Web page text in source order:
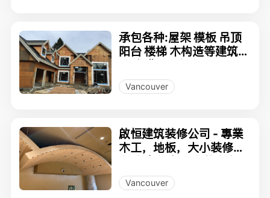
承包各种:屋架 模板 吊顶
阳台 楼梯 木构造等建筑相
Vancouver
啟恒建筑装修公司 - 專業
木工，地板，大小装修工
Vancouver